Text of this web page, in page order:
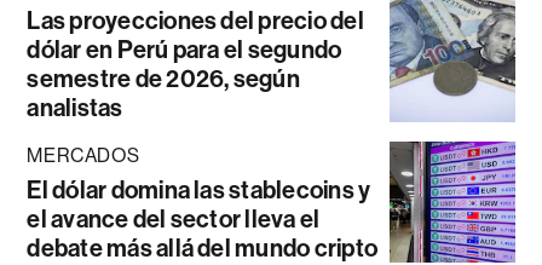
Las proyecciones del precio del
dólar en Perú para el segundo
semestre de 2026, según
analistas
MERCADOS
El dólar domina las stablecoins y
el avance del sector lleva el
debate más allá del mundo cripto